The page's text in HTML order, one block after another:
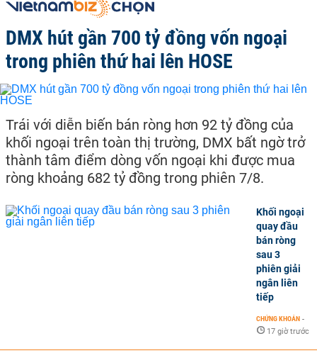
DMX hút gần 700 tỷ đồng vốn ngoại
trong phiên thứ hai lên HOSE
Trái với diễn biến bán ròng hơn 92 tỷ đồng của
khối ngoại trên toàn thị trường, DMX bất ngờ trở
thành tâm điểm dòng vốn ngoại khi được mua
ròng khoảng 682 tỷ đồng trong phiên 7/8.
Khối ngoại
quay đầu
bán ròng
sau 3
phiên giải
ngân liên
tiếp
CHỨNG KHOÁN -
17 giờ trước